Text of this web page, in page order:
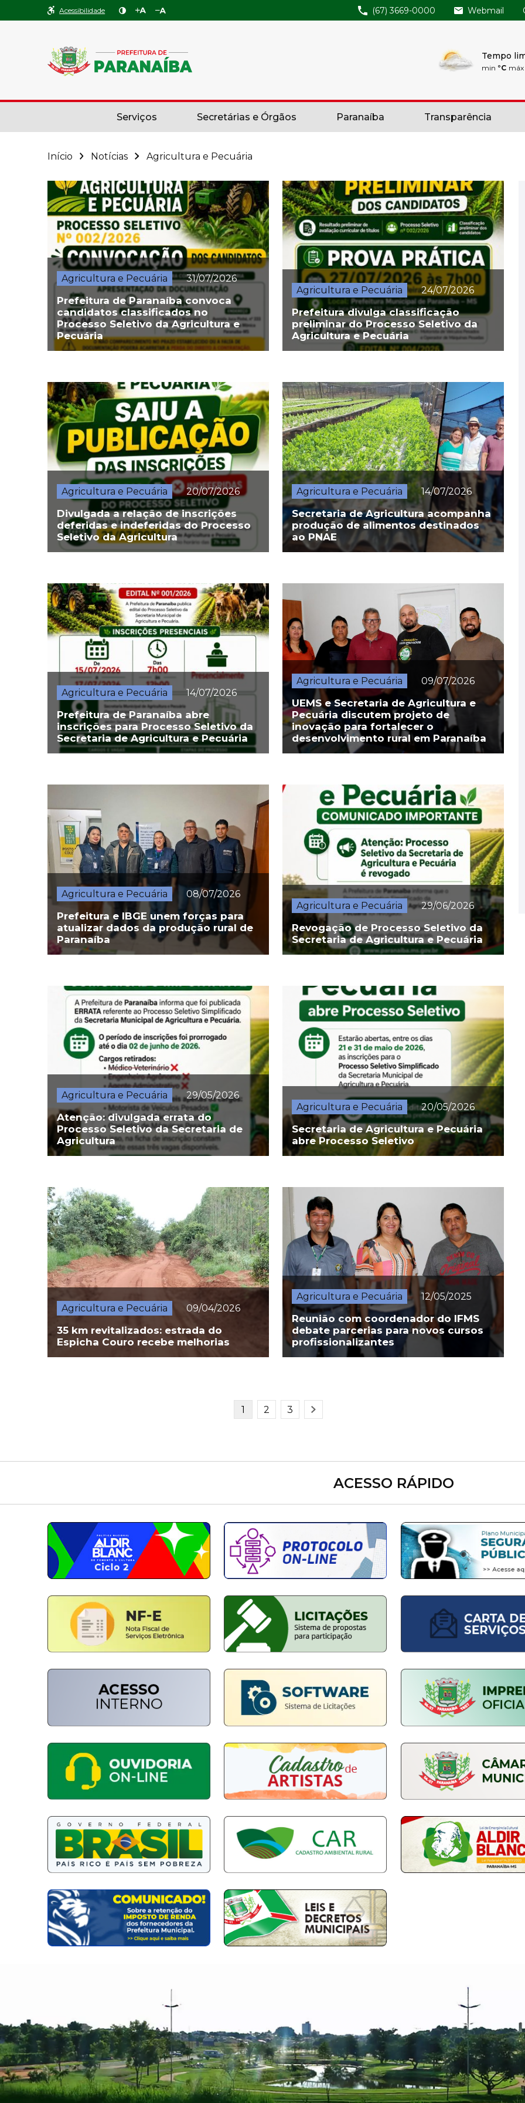
Acessibilidade (67) 3669-0000 Webmail
Tempo
min °C máx
Serviços Secretárias e Órgãos Paranaíba Transparência
Início Notícias Agricultura e Pecuária
Agricultura e Pecuária 31/07/2026
Prefeitura de Paranaíba convoca
candidatos classificados no
Processo Seletivo da Agricultura e
Pecuária
Agricultura e Pecuária 24/07/2026
Prefeitura divulga classificação
preliminar do Processo Seletivo da
Agricultura e Pecuária
Agricultura e Pecuária 20/07/2026
Divulgada a relação de inscrições
deferidas e indeferidas do Processo
Seletivo da Agricultura
Agricultura e Pecuária 14/07/2026
Secretaria de Agricultura acompanha
produção de alimentos destinados
ao PNAE
Agricultura e Pecuária 14/07/2026
Prefeitura de Paranaíba abre
inscrições para Processo Seletivo da
Secretaria de Agricultura e Pecuária
Agricultura e Pecuária 09/07/2026
UEMS e Secretaria de Agricultura e
Pecuária discutem projeto de
inovação para fortalecer o
desenvolvimento rural em Paranaíba
Agricultura e Pecuária 08/07/2026
Prefeitura e IBGE unem forças para
atualizar dados da produção rural de
Paranaíba
Agricultura e Pecuária 29/06/2026
Revogação de Processo Seletivo da
Secretaria de Agricultura e Pecuária
Agricultura e Pecuária 29/05/2026
Atenção: divulgada errata do
Processo Seletivo da Secretaria de
Agricultura
Agricultura e Pecuária 20/05/2026
Secretaria de Agricultura e Pecuária
abre Processo Seletivo
Agricultura e Pecuária 09/04/2026
35 km revitalizados: estrada do
Espicha Couro recebe melhorias
Agricultura e Pecuária 12/05/2025
Reunião com coordenador do IFMS
debate parcerias para novos cursos
profissionalizantes
1 2 3
ACESSO RÁPIDO